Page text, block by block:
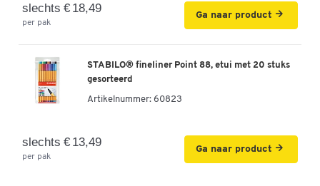
slechts € 18,49
per pak
Ga naar product
STABILO® fineliner Point 88, etui met 20 stuks
gesorteerd
Artikelnummer: 60823
slechts € 13,49
per pak
Ga naar product